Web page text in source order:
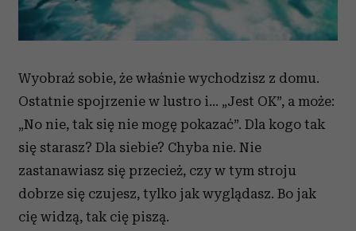
Wyobraź sobie, że właśnie wychodzisz z domu.
Ostatnie spojrzenie w lustro i… „Jest OK”, a może:
„No nie, tak się nie mogę pokazać”. Dla kogo tak
się starasz? Dla siebie? Chyba nie. Nie
zastanawiasz się przecież, czy w tym stroju
dobrze się czujesz, tylko jak wyglądasz. Bo jak
cię widzą, tak cię piszą.